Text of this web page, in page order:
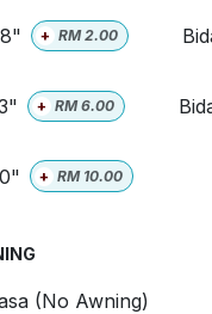
+ RM2.00
+ RM6.00
+ RM 10.00
(No Awning)